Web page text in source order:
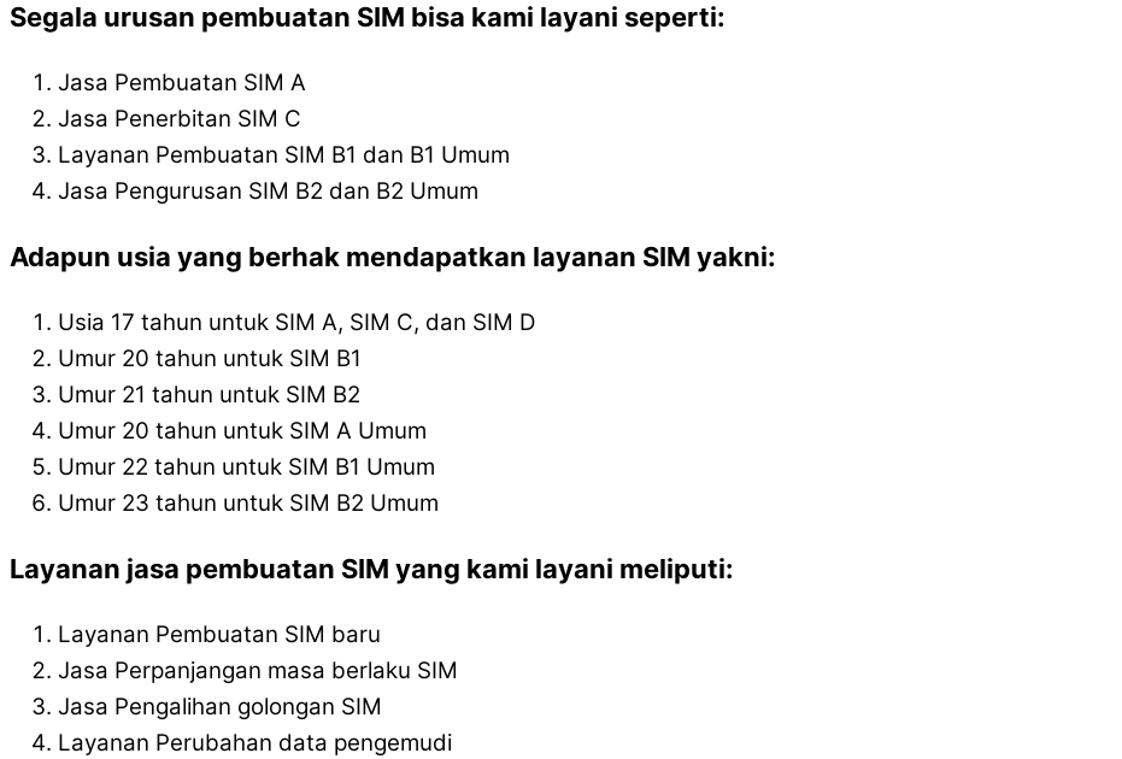
Segala urusan pembuatan SIM bisa kami layani seperti:
Jasa Pembuatan SIM A
Jasa Penerbitan SIM C
Layanan Pembuatan SIM B1 dan B1 Umum
Jasa Pengurusan SIM B2 dan B2 Umum
Adapun usia yang berhak mendapatkan layanan SIM yakni:
Usia 17 tahun untuk SIM A, SIM C, dan SIM D
Umur 20 tahun untuk SIM B1
Umur 21 tahun untuk SIM B2
Umur 20 tahun untuk SIM A Umum
Umur 22 tahun untuk SIM B1 Umum
Umur 23 tahun untuk SIM B2 Umum
Layanan jasa pembuatan SIM yang kami layani meliputi:
Layanan Pembuatan SIM baru
Jasa Perpanjangan masa berlaku SIM
Jasa Pengalihan golongan SIM
Layanan Perubahan data pengemudi